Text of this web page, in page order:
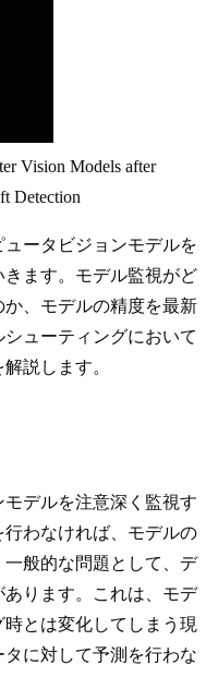
Vision Models after
Detection
ータビジョンモデルを
ます。モデル監視がど
、モデルの精度を最新
ューティングにおいて
説します。
デルを注意深く監視す
わなければ、モデルの
般的な問題として、デ
あります。これは、モデ
とは変化してしまう現
に対して予測を行わな